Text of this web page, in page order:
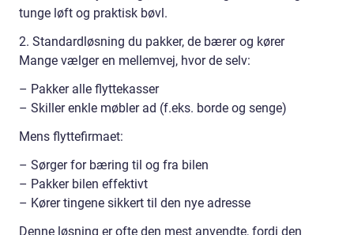
tunge løft og praktisk bøvl.
2. Standardløsning du pakker, de bærer og kører
Mange vælger en mellemvej, hvor de selv:
– Pakker alle flyttekasser
– Skiller enkle møbler ad (f.eks. borde og senge)
Mens flyttefirmaet:
– Sørger for bæring til og fra bilen
– Pakker bilen effektivt
– Kører tingene sikkert til den nye adresse
Denne løsning er ofte den mest anvendte, fordi den